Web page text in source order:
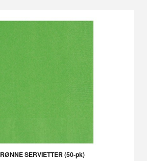
SERVIETTER (50-pk)